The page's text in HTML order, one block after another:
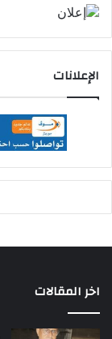
الإعلانات
اخر المقالات